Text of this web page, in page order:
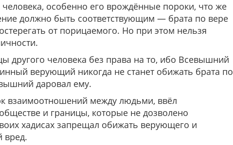
особенно его врождённые пороки, что же
должно быть соответствующим — брата по вере
от порицаемого. Но при этом нельзя
другого человека без права на то, ибо Всевышний
верующий никогда не станет обижать брата по
даровал ему.
взаимоотношений между людьми, ввёл
и границы, которые не дозволено
вред.